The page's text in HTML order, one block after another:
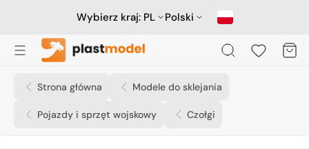
Wybierz kraj: PL Polski
Koszyk
Strona główna Modele do sklejania
Pojazdy i sprzęt wojskowy Czołgi